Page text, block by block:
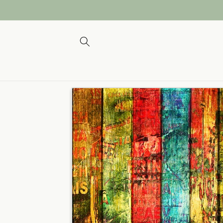
Passer aux
informations
produits